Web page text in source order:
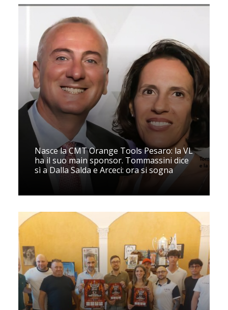
Nasce la CMT Orange Tools Pesaro: la VL
ha il suo main sponsor. Tommassini dice
sì a Dalla Salda e Arceci: ora si sogna